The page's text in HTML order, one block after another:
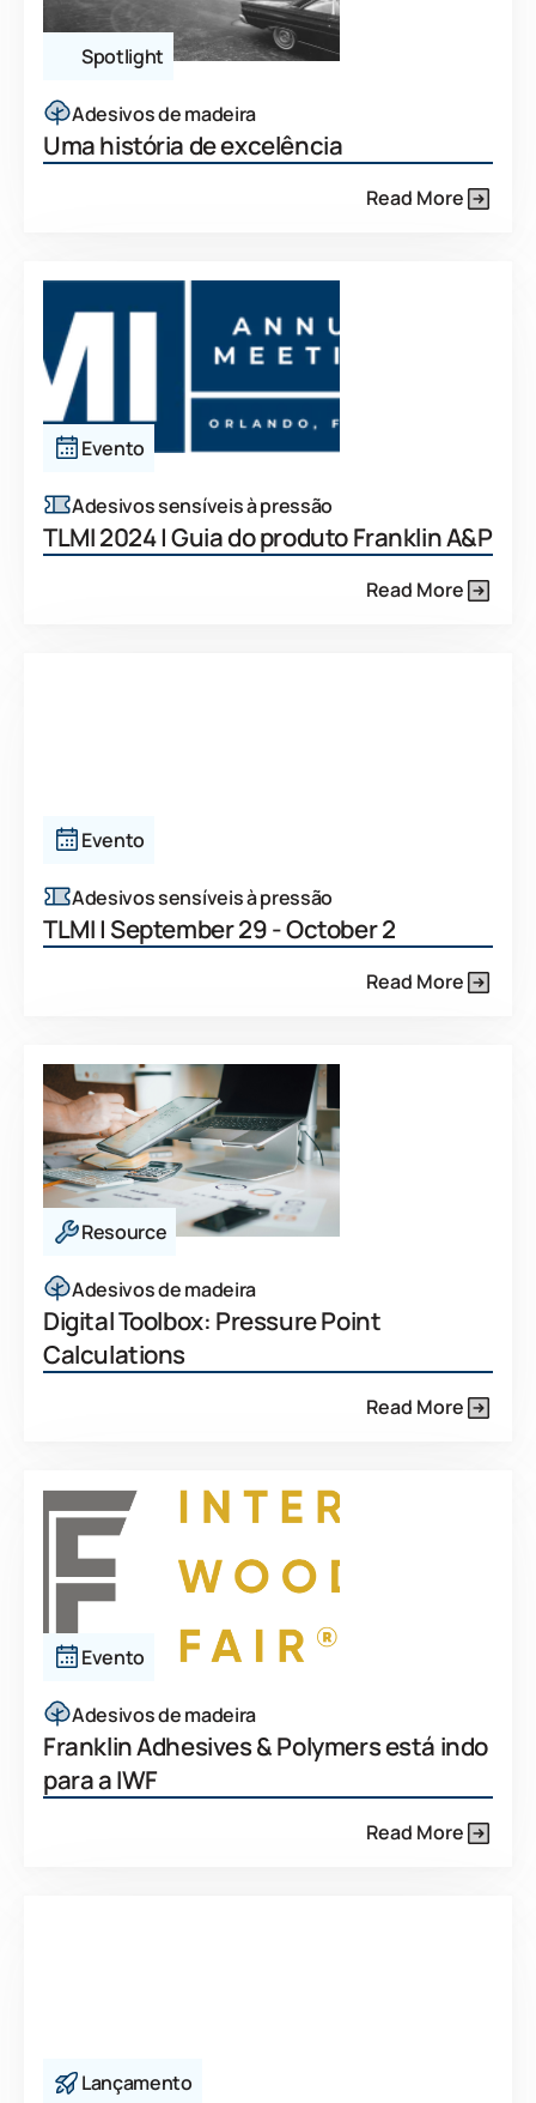
Spotlight
Adesivos de madeira
Uma história de excelência
Read More
Evento
Adesivos sensíveis à pressão
TLMI 2024 | Guia do produto Franklin A&P
Read More
Evento
Adesivos sensíveis à pressão
TLMI | September 29 - October 2
Read More
Resource
Adesivos de madeira
Digital Toolbox: Pressure Point
Calculations
Read More
Evento
Adesivos de madeira
Franklin Adhesives & Polymers está indo
para a IWF
Read More
Lançamento